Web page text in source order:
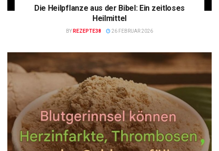
Die Heilpflanze aus der Bibel: Ein zeitloses
Heilmittel
BY REZEPTE38 26 FEBRUAR 2026